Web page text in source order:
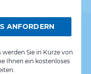
ANFORDERN
Sie in Kürze von
Ihnen ein kostenloses